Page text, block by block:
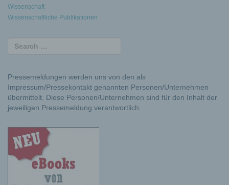
Wissenschaft
Wissenschaftliche Publikationen
Pressemeldungen werden uns von den als
Impressum/Pressekontakt genannten Personen/Unternehmen
übermittelt. Diese Personen/Unternehmen sind für den Inhalt der
jeweiligen Pressemeldung verantwortlich.